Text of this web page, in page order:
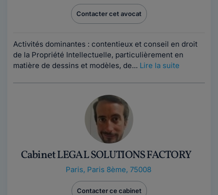
Contacter cet avocat
Activités dominantes : contentieux et conseil en droit
de la Propriété Intellectuelle, particulièrement en
matière de dessins et modèles, de... Lire la suite
Cabinet LEGAL SOLUTIONS FACTORY
Paris, Paris 8ème, 75008
Contacter ce cabinet